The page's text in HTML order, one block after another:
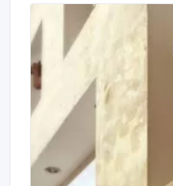
штукатуркой; Работы по нанесению штукатурок
различных составов: -
«минеральной штукатурки»; -
декоративной «акриловой
декоративной
Нанесение
- Выравнивание стен с
песчаных растворов».